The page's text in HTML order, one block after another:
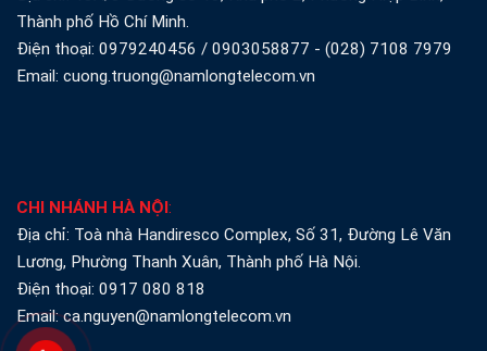
Thành phố Hồ Chí Minh.
Điện thoại: 0979240456 / 0903058877 - (028) 7108 7979
Email: cuong.truong@namlongtelecom.vn
CHI NHÁNH HÀ NỘI:
Địa chỉ: Toà nhà Handiresco Complex, Số 31, Đường Lê Văn
Lương, Phường Thanh Xuân, Thành phố Hà Nội.
Điện thoại: 0917 080 818
Email: ca.nguyen@namlongtelecom.vn